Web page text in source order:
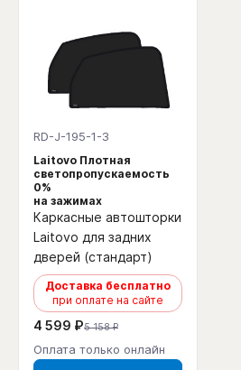
RD-J-195-1-3
Laitovo Плотная
светопропускаемость
0%
на зажимах
Каркасные автошторки
Laitovo для задних
дверей (стандарт)
Доставка бесплатно
при оплате на сайте
4 599 ₽5 158 ₽
Оплата только онлайн